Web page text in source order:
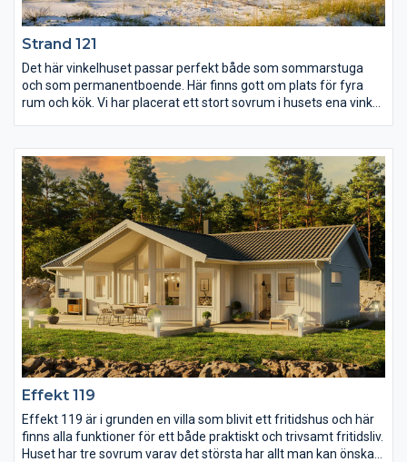
Strand 121
Det här vinkelhuset passar perfekt både som sommarstuga
och som permanentboende. Här finns gott om plats för fyra
rum och kök. Vi har placerat ett stort sovrum i husets ena vinkel
placerat vägg i vägg med en liten hall för dörröppningar. Köket
och vardagsrummet har öppen planlösning och i
vardagsrummet är det högt ryggåstak. Med stora fönster och
helglasad altandörr flödar ljuset in i rummet och ger härlig
rymdkänsla. Badrummet är placerat i mitten av huset
tillsammans med tvättstugan. Här finns möjlighet att sätta i en
dörr till för att få tillgång till groventré.
Effekt 119
Effekt 119 är i grunden en villa som blivit ett fritidshus och här
finns alla funktioner för ett både praktiskt och trivsamt fritidsliv.
Huset har tre sovrum varav det största har allt man kan önska